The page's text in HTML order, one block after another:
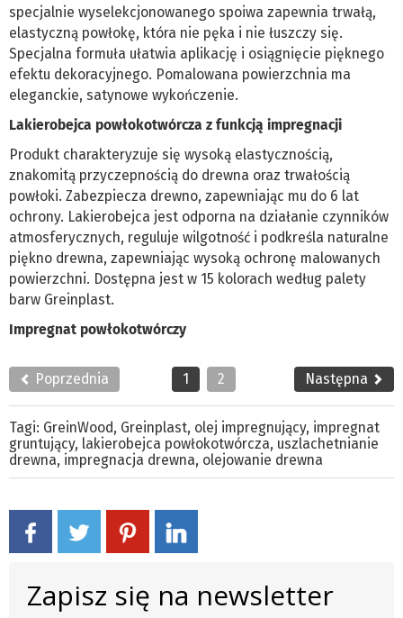
specjalnie wyselekcjonowanego spoiwa zapewnia trwałą,
elastyczną powłokę, która nie pęka i nie łuszczy się.
Specjalna formuła ułatwia aplikację i osiągnięcie pięknego
efektu dekoracyjnego. Pomalowana powierzchnia ma
eleganckie, satynowe wykończenie.
Lakierobejca powłokotwórcza z funkcją impregnacji
Produkt charakteryzuje się wysoką elastycznością,
znakomitą przyczepnością do drewna oraz trwałością
powłoki. Zabezpiecza drewno, zapewniając mu do 6 lat
ochrony. Lakierobejca jest odporna na działanie czynników
atmosferycznych, reguluje wilgotność i podkreśla naturalne
piękno drewna, zapewniając wysoką ochronę malowanych
powierzchni. Dostępna jest w 15 kolorach według palety
barw Greinplast.
Impregnat powłokotwórczy
Poprzednia 1 2 Następna
Tagi: GreinWood, Greinplast, olej impregnujący, impregnat
gruntujący, lakierobejca powłokotwórcza, uszlachetnianie
drewna, impregnacja drewna, olejowanie drewna
Zapisz się na newsletter